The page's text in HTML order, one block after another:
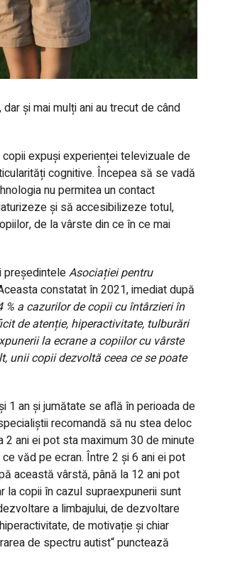
și mai mulți ani au trecut de când
expuși experienței televizuale de
cognitive. Începea să se vadă
nu permitea un contact
și să accesibilizeze totul,
de la vârste din ce în ce mai
președinteleAsociației pentru
constatat în 2021, imediat după
% a cazurilor de copii cu întârzieri în
de atenție, hiperactivitate, tulburări
la ecrane a copiilor cu vârste
unii copii dezvoltă ceea ce se poate
1 an și jumătate se află în perioada de
recomandă să nu stea deloc
2 ani ei pot sta maximum 30 de minute
văd pe ecran. Între 2 și 6 ani ei pot
această vârstă, până la 12 ani pot
copii în cazul supraexpunerii sunt
a limbajului, de dezvoltare
de motivație și chiar
de spectru autist“ punctează